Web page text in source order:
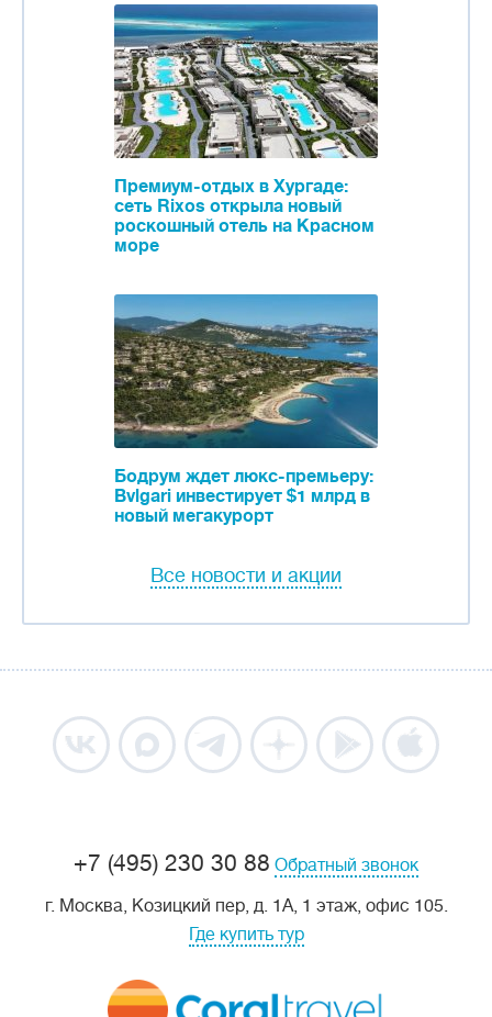
Премиум-отдых в Хургаде:
сеть Rixos открыла новый
роскошный отель на Красном
море
Бодрум ждет люкс-премьеру:
Bvlgari инвестирует $1 млрд в
новый мегакурорт
Все новости и акции
+7 (495) 230 30 88 Обратный звонок
г. Москва, Козицкий пер, д. 1А, 1 этаж, офис 105.
Где купить тур